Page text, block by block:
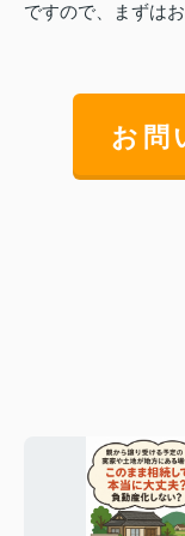
ですので、まずは
お問